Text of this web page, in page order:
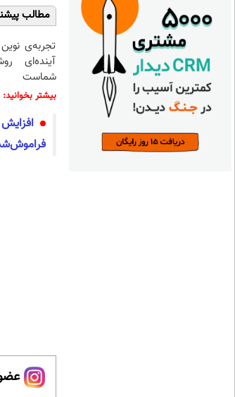
مطالب
تجربه‌ی
آینده‌ای
شماست
بیشتر بخوانید: